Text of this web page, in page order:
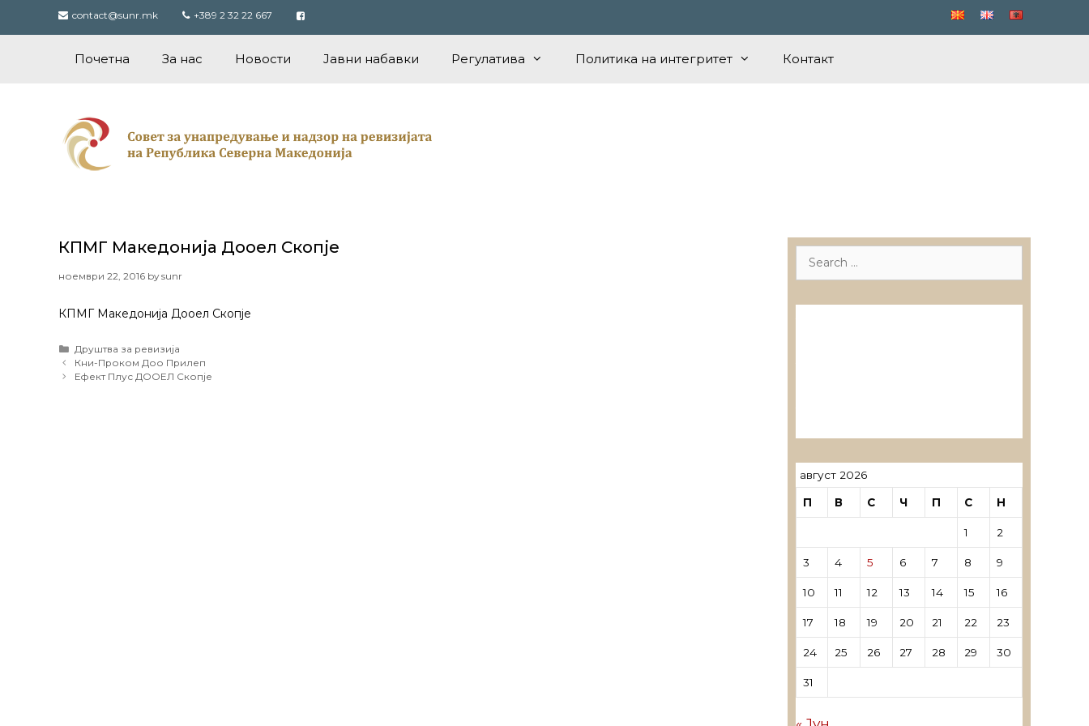
contact@sunr.mk +389 2 32 22 667
Почетна За нас Новости Јавни набавки Регулатива Политика на интегритет Контакт
КПМГ Македонија Дооел Скопје
ноември 22, 2016 bysunr
КПМГ Македонија Дооел Скопје
Categories
Друштва за ревизија
Post
navigation
Кни-Проком Доо Прилеп
Ефект Плус ДООЕЛ Скопје
Search
август 2026
П В С Ч П С Н
1 2
3 4 5 6 7 8 9
10 11 12 13 14 15 16
17 18 19 20 21 22 23
24 25 26 27 28 29 30
31